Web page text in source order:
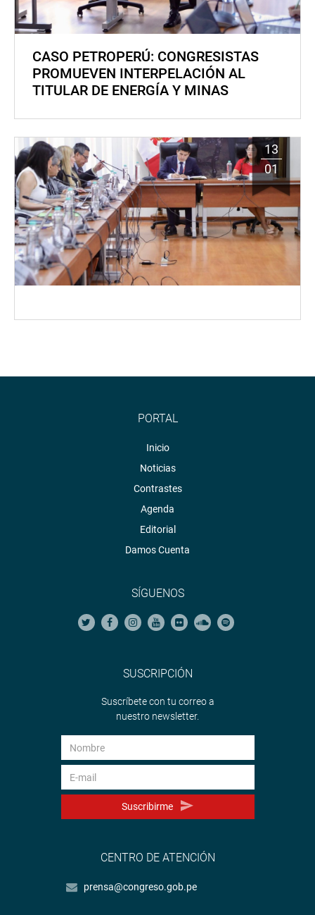
CASO PETROPERÚ: CONGRESISTAS
PROMUEVEN INTERPELACIÓN AL
TITULAR DE ENERGÍA Y MINAS
13
01
PORTAL
Inicio
Noticias
Contrastes
Agenda
Editorial
Damos Cuenta
SÍGUENOS
SUSCRIPCIÓN
Suscríbete con tu correo a
nuestro newsletter.
Suscribirme
CENTRO DE ATENCIÓN
prensa@congreso.gob.pe